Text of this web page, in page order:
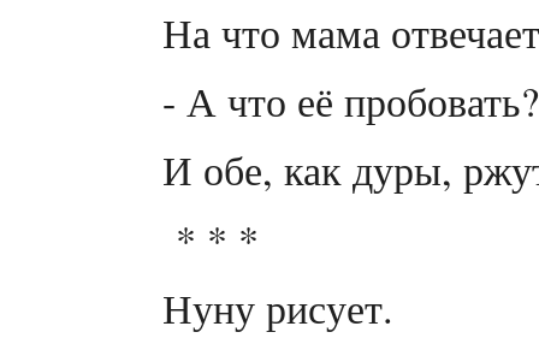
На что мама
- А что её
И обе, как дуры,
* * *
Нуну рисует.